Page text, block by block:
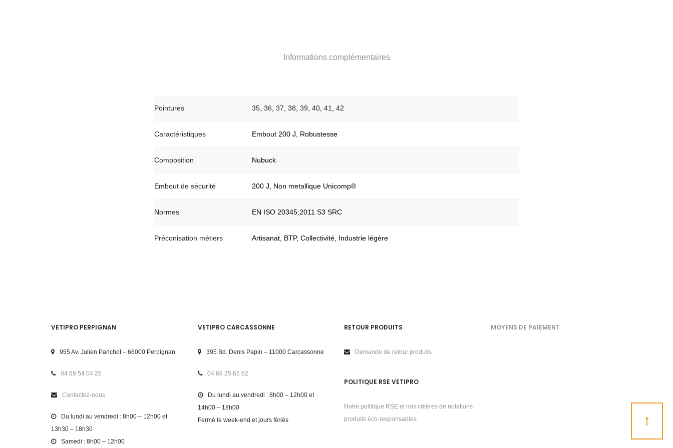
Informations complémentaires
Pointures 35, 36 37 38 39, 40, 41 42
Caractéristiques Embout 200 J, Robustesse
Composition Nubuck
Embout de sécurité 200 J, Non metallique Unicomp®
Normes EN ISO 20345:2011 S3 SRC
Préconisation métiers Artisanat, BTP, Collectivité, Industrie légère
VETIPRO PERPIGNAN
955 Av. Julien Panchot – 66000 Perpignan
04 68 54 04 26
Contactez-nous
Du lundi au vendredi : 8h00 – 12h00 et
13h30 – 18h30
Samedi : 8h00 – 12h00
VETIPRO CARCASSONNE
395 Bd. Denis Papin – 11000 Carcassonne
04 68 25 65 62
Du lundi au vendredi : 8h00 – 12h00 et
14h00 – 18h00
Fermé le week-end et jours fériés
RETOUR PRODUITS
Demande de retour produits
POLITIQUE RSE VETIPRO
Notre politique RSE et nos critères de notations
produits éco-responsables
MOYENS DE PAIEMENT